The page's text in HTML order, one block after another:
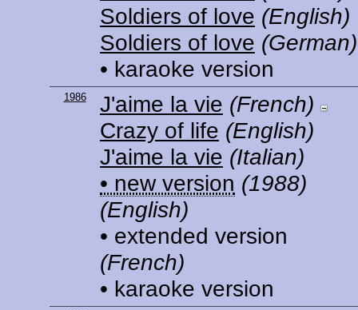
Soldiers of love (English)
Soldiers of love (German)
• karaoke version
1986 J'aime la vie (French)
Crazy of life (English)
J'aime la vie (Italian)
• new version (1988)
(English)
• extended version
(French)
• karaoke version